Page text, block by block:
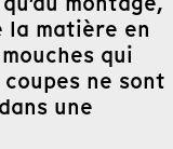
la matière en
qui
ne sont
une